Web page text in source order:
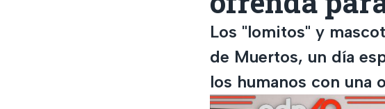
Los "lomitos" y
de Muertos, un día
los humanos con una